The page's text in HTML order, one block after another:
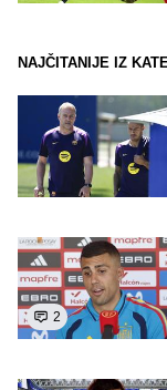
NAJČITANIJE IZ
2